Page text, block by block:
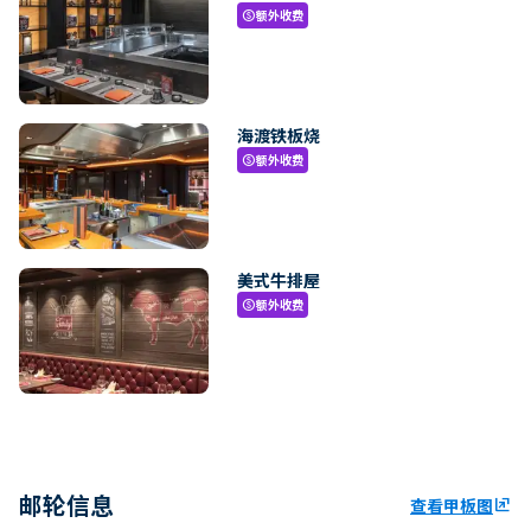
paid额外收费
海渡铁板烧
paid额外收费
美式牛排屋
paid额外收费
邮轮信息 查看甲板图ungroup